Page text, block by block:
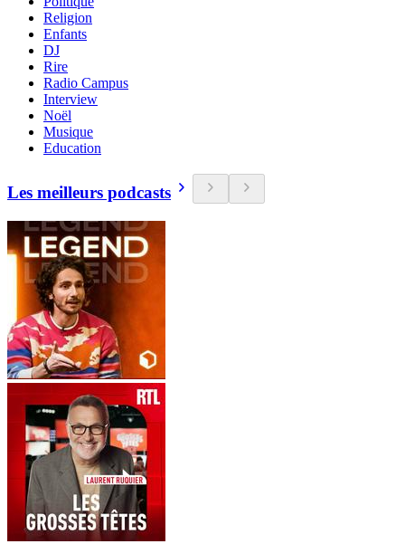
Religion
Enfants
DJ
Rire
Radio Campus
Interview
Noël
Musique
Education
Les meilleurs podcasts